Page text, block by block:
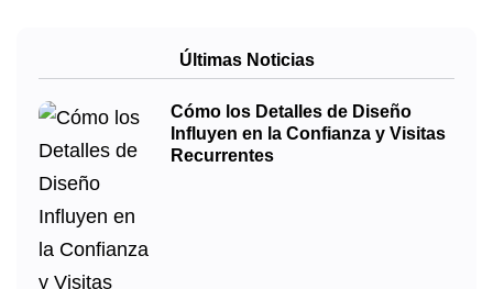
Últimas Noticias
Cómo los Detalles de Diseño
Influyen en la Confianza y Visitas
Recurrentes